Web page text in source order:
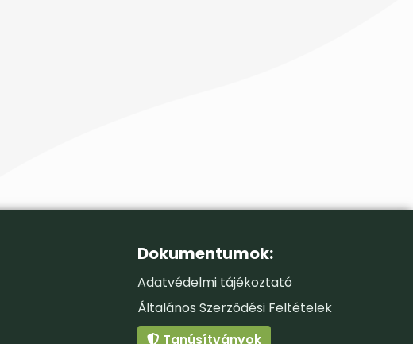
Dokumentumok:
Adatvédelmi tájékoztató
Általános Szerződési Feltételek
Tanúsítványok